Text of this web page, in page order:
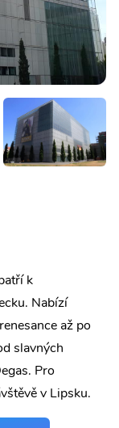
k
Nabízí
až po
slavných
Pro
v Lipsku.